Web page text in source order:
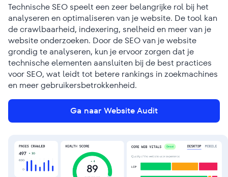
Technische SEO speelt een zeer belangrijke rol bij het
analyseren en optimaliseren van je website. De tool kan
de crawlbaarheid, indexering, snelheid en meer van je
website onderzoeken. Door de SEO van je website
grondig te analyseren, kun je ervoor zorgen dat je
technische elementen aansluiten bij de best practices
voor SEO, wat leidt tot betere rankings in zoekmachines
en meer gebruikersbetrokkenheid.
Ga naar Website Audit